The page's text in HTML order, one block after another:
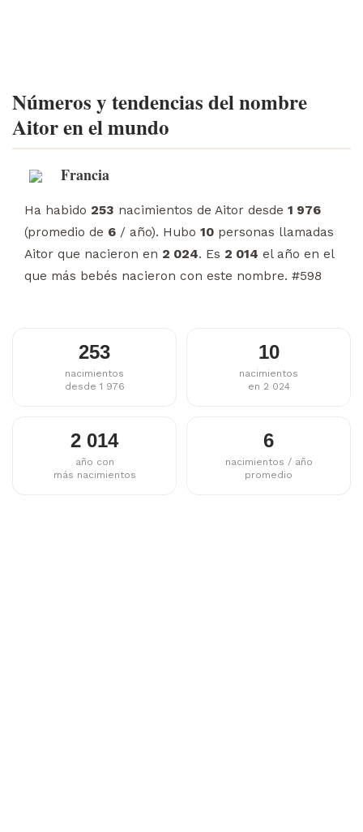
Números y tendencias del nombre
Aitor en el mundo
Francia
Ha habido 253 nacimientos de Aitor desde 1 976
(promedio de 6 / año). Hubo 10 personas llamadas
Aitor que nacieron en 2 024. Es 2 014 el año en el
que más bebés nacieron con este nombre. #598
253
nacimientos
desde 1 976
10
nacimientos
en 2 024
2 014
año con
más nacimientos
6
nacimientos / año
promedio